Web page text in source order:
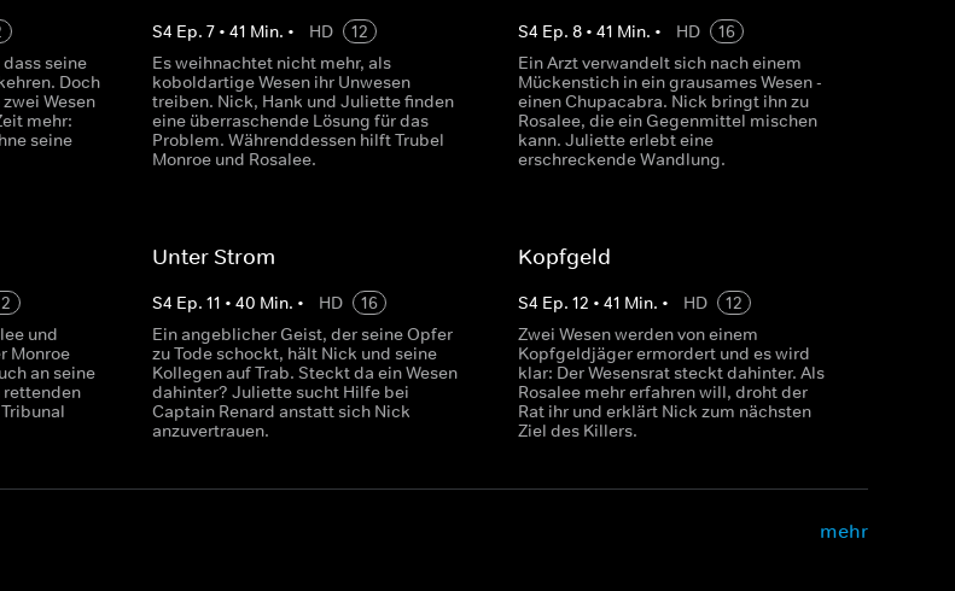
seine
Doch
Wesen
mehr:
seine
S4 Ep. 7• 41 Min. • HD
12
Es weihnachtet nicht mehr, als
koboldartige Wesen ihr Unwesen
treiben. Nick, Hank und Juliette finden
eine überraschende Lösung für das
Problem. Währenddessen hilft Trubel
Monroe und Rosalee.
S4 Ep. 8• 41 Min. • HD
16
Ein Arzt verwandelt sich nach einem
Mückenstich in ein grausames Wesen -
einen Chupacabra. Nick bringt ihn zu
Rosalee, die ein Gegenmittel mischen
kann. Juliette erlebt eine
erschreckende Wandlung.
und
Monroe
an seine
rettenden
Unter Strom
S4 Ep. 11 • 40 Min. • HD
16
Ein angeblicher Geist, der seine Opfer
zu Tode schockt, hält Nick und seine
Kollegen auf Trab. Steckt da ein Wesen
dahinter? Juliette sucht Hilfe bei
Captain Renard anstatt sich Nick
anzuvertrauen.
Kopfgeld
S4 Ep. 12 • 41 Min. • HD
12
Zwei Wesen werden von einem
Kopfgeldjäger ermordert und es wird
klar: Der Wesensrat steckt dahinter. Als
Rosalee mehr erfahren will, droht der
Rat ihr und erklärt Nick zum nächsten
Ziel des Killers.
mehr